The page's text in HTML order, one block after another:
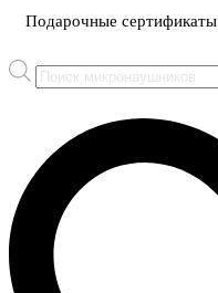
Подарочные сертификаты
Поиск
товаров